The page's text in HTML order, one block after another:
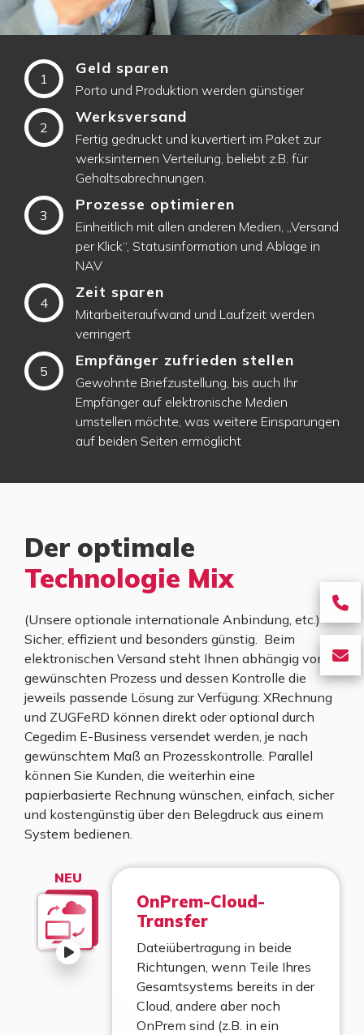
1
Geld sparen
Porto und Produktion werden günstiger
2
Werksversand
Fertig gedruckt und kuvertiert im Paket zur
werksinternen Verteilung, beliebt z.B. für
Gehaltsabrechnungen.
3
Prozesse optimieren
Einheitlich mit allen anderen Medien, „Versand
per Klick“, Statusinformation und Ablage in
NAV
4
Zeit sparen
Mitarbeiteraufwand und Laufzeit werden
verringert
5
Empfänger zufrieden stellen
Gewohnte Briefzustellung, bis auch Ihr
Empfänger auf elektronische Medien
umstellen möchte, was weitere Einsparungen
auf beiden Seiten ermöglicht
Der optimale
Technologie Mix
(Unsere optionale internationale Anbindung, etc.)
Sicher, effizient und besonders günstig. Beim
elektronischen Versand steht Ihnen abhängig vom
gewünschten Prozess und dessen Kontrolle die
jeweils passende Lösung zur Verfügung: XRechnung
und ZUGFeRD können direkt oder optional durch
Cegedim E-Business versendet werden, je nach
gewünschtem Maß an Prozesskontrolle. Parallel
können Sie Kunden, die weiterhin eine
papierbasierte Rechnung wünschen, einfach, sicher
und kostengünstig über den Belegdruck aus einem
System bedienen.
NEU
OnPrem-Cloud-
Transfer
Dateiübertragung in beide
Richtungen, wenn Teile Ihres
Gesamtsystems bereits in der
Cloud, andere aber noch
OnPrem sind (z.B. in ein